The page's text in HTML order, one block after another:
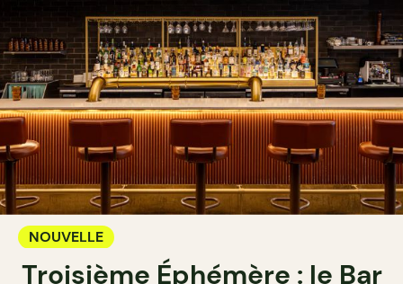
NOUVELLE
Troisième Éphémère : le Bar